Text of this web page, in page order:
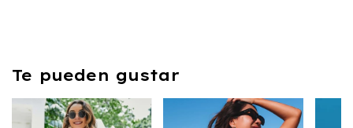
Te pueden gustar